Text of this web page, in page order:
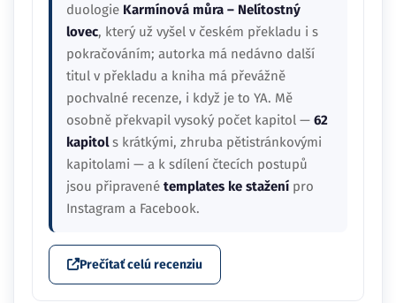
duologie Karmínová můra – Nelítostný
lovec, který už vyšel v českém překladu i s
pokračováním; autorka má nedávno další
titul v překladu a kniha má převážně
pochvalné recenze, i když je to YA. Mě
osobně překvapil vysoký počet kapitol — 62
kapitols krátkými, zhruba pětistránkovými
kapitolami — a k sdílení čtecích postupů
jsou připravené templates ke stažení pro
Instagram a Facebook.
Prečítať celú recenziu